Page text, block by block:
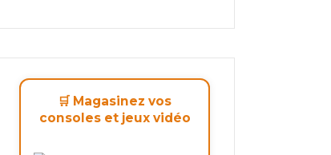
🛒 Magasinez vos
consoles et jeux vidéo